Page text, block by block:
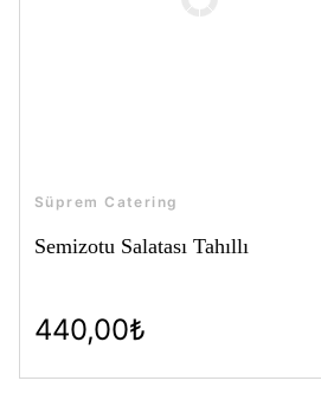
Süprem Catering
Semizotu Salatası Tahıllı
440,00₺